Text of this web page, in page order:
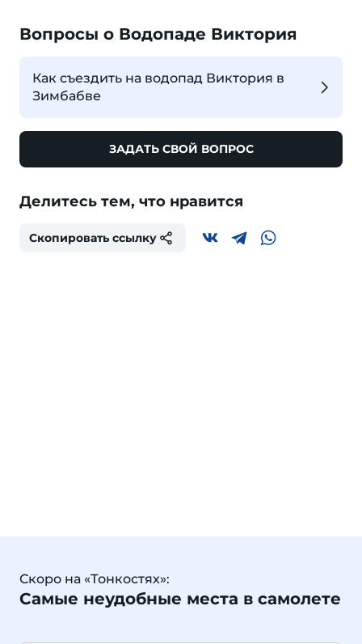
Вопросы о Водопаде Виктория
Как съездить на водопад Виктория в
Зимбабве
ЗАДАТЬ СВОЙ ВОПРОС
Делитесь тем, что нравится
Скопировать ссылку
Скоро на «Тонкостях»:
Самые неудобные места в самолете